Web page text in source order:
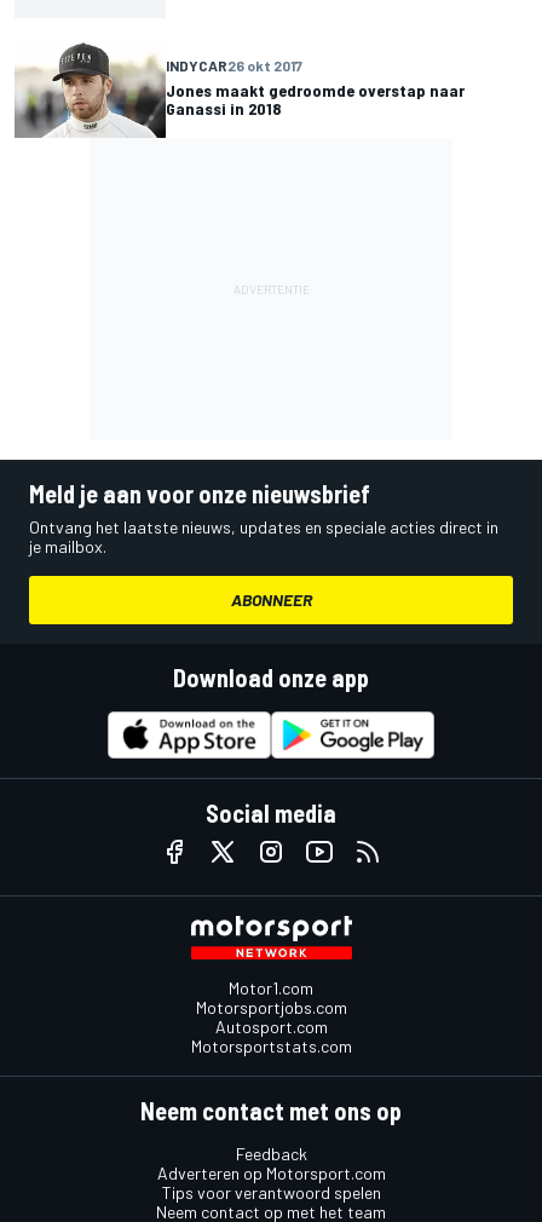
INDYCAR26 okt 2017
Jones maakt gedroomde overstap naar
Ganassi in 2018
Meld je aan voor onze nieuwsbrief
Ontvang het laatste nieuws, updates en speciale acties direct in
je mailbox.
ABONNEER
Download onze app
Social media
Motor1.com
Motorsportjobs.com
Autosport.com
Motorsportstats.com
Neem contact met ons op
Feedback
Adverteren op Motorsport.com
Tips voor verantwoord spelen
Neem contact op met het team